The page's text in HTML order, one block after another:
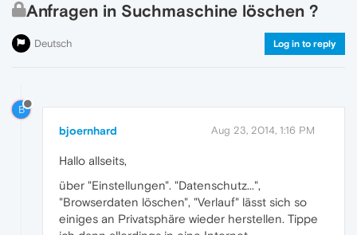
Anfragen in Suchmaschine löschen ?
Deutsch Log in to reply
B
bjoernhard Aug 23, 2014, 1:16 PM
Hallo allseits,
über "Einstellungen". "Datenschutz...",
"Browserdaten löschen", "Verlauf" lässt sich so
einiges an Privatsphäre wieder herstellen. Tippe